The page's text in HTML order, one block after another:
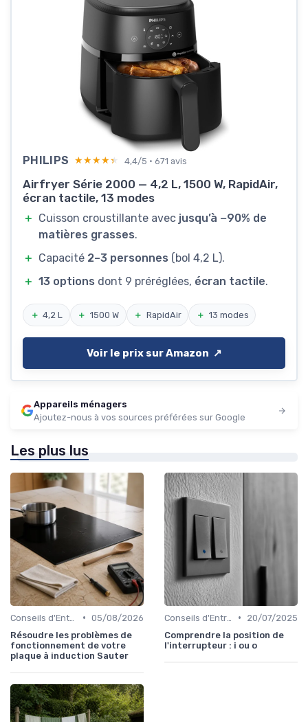
PHILIPS ★★★★★
★★★★★ 4,4/5 · 671 avis
Airfryer Série 2000 — 4,2 L, 1500 W, RapidAir,
écran tactile, 13 modes
＋ Cuisson croustillante avec jusqu’à −90% de
matières grasses.
＋ Capacité 2–3 personnes (bol 4,2 L).
＋ 13 options dont 9 préréglées, écran tactile.
＋ 4,2 L ＋ 1500 W ＋ RapidAir ＋ 13 modes
Voir le prix sur Amazon ↗️
Appareils ménagers
Ajoutez-nous à vos sources préférées sur Google
Les plus lus
• 05/08/2026
Résoudre les problèmes de
fonctionnement de votre
plaque à induction Sauter
•
20/07/2025
Comprendre la position de
l'interrupteur : i ou o